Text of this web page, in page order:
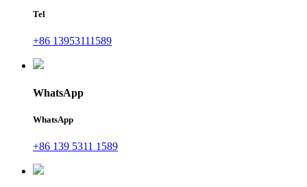
Tel
+86 13953111589
WhatsApp
WhatsApp
+86 139 5311 1589